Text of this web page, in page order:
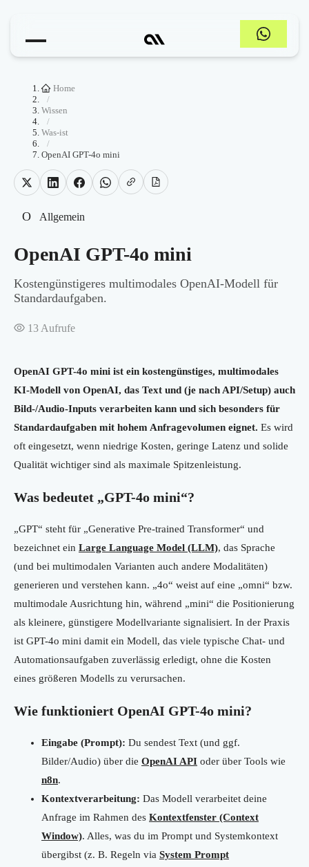
Home
/
Wissen
/
Was-ist
/
OpenAI GPT-4o mini
O Allgemein
OpenAI GPT-4o mini
Kostengünstigeres multimodales OpenAI-Modell für
Standardaufgaben.
13 Aufrufe
OpenAI GPT-4o mini ist ein kostengünstiges, multimodales
KI-Modell von OpenAI, das Text und (je nach API/Setup) auch
Bild-/Audio-Inputs verarbeiten kann und sich besonders für
Standardaufgaben mit hohem Anfragevolumen eignet. Es wird
oft eingesetzt, wenn niedrige Kosten, geringe Latenz und solide
Qualität wichtiger sind als maximale Spitzenleistung.
Was bedeutet „GPT-4o mini“?
„GPT“ steht für „Generative Pre-trained Transformer“ und
bezeichnet ein Large Language Model (LLM), das Sprache
(und bei multimodalen Varianten auch andere Modalitäten)
generieren und verstehen kann. „4o“ weist auf eine „omni“ bzw.
multimodale Ausrichtung hin, während „mini“ die Positionierung
als kleinere, günstigere Modellvariante signalisiert. In der Praxis
ist GPT-4o mini damit ein Modell, das viele typische Chat- und
Automationsaufgaben zuverlässig erledigt, ohne die Kosten
eines größeren Modells zu verursachen.
Wie funktioniert OpenAI GPT-4o mini?
Eingabe (Prompt): Du sendest Text (und ggf.
Bilder/Audio) über die OpenAI API oder über Tools wie
n8n.
Kontextverarbeitung: Das Modell verarbeitet deine
Anfrage im Rahmen des Kontextfenster (Context
Window). Alles, was du im Prompt und Systemkontext
übergibst (z. B. Regeln via System Prompt